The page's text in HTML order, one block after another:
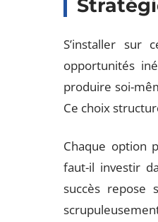
S’installer sur
opportunités
produire soi-
Ce choix
Chaque option
faut-il investir
succès repose